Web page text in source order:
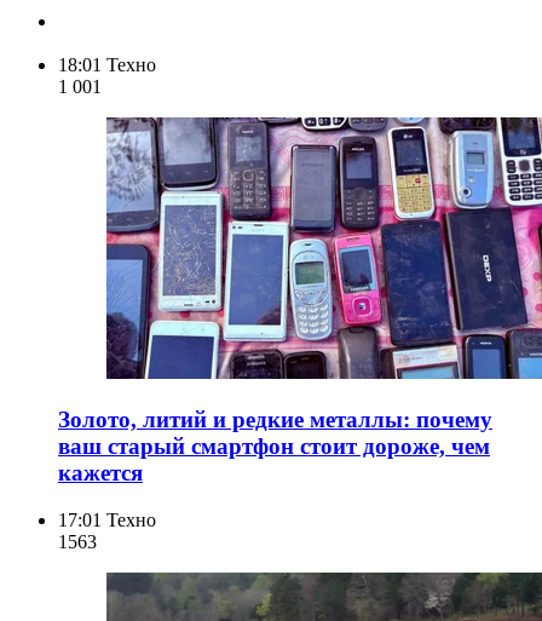
18:01 Техно
1 001
Золото, литий и редкие металлы: почему
ваш старый смартфон стоит дороже, чем
кажется
17:01 Техно
1563